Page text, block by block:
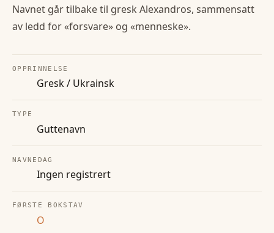
Navnet går tilbake til gresk Alexandros, sammensatt
av ledd for «forsvare» og «menneske».
OPPRINNELSE
Gresk / Ukrainsk
TYPE
Guttenavn
NAVNEDAG
Ingen registrert
FØRSTE BOKSTAV
O